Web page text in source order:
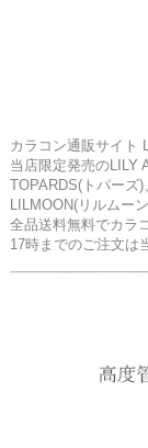
カラコン通販サイト
当店限定発売のLILY
TOPARDS(トパーズ)
LILMOON(リルムー
全品送料無料でカラ
17時までのご注文は